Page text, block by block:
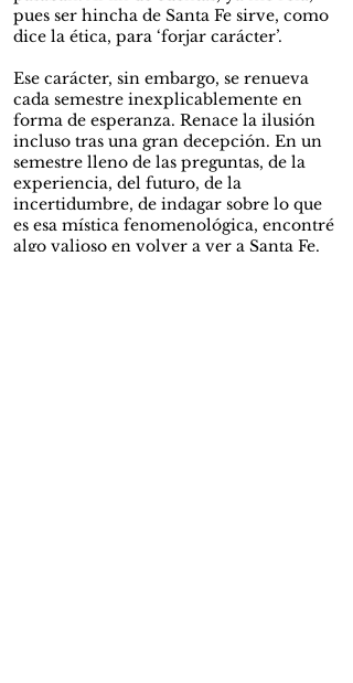
pues ser hincha de Santa Fe sirve, como
dice la ética, para ‘forjar carácter’.
Ese carácter, sin embargo, se renueva
cada semestre inexplicablemente en
forma de esperanza. Renace la ilusión
incluso tras una gran decepción. En un
semestre lleno de las preguntas, de la
experiencia, del futuro, de la
incertidumbre, de indagar sobre lo que
es esa mística fenomenológica, encontré
algo valioso en volver a ver a Santa Fe.